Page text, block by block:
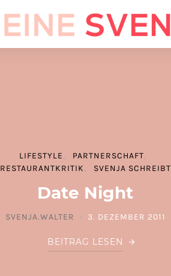
LIFESTYLE
PARTNERSCHAFT
RESTAURANTKRITIK
SVENJA SCHREIBT
Date Night
SVENJA.WALTER
POSTED ON
3. DEZEMBER 2011
BEITRAG LESEN